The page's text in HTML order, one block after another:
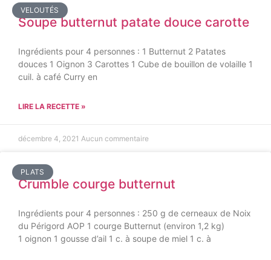
VELOUTÉS
Soupe butternut patate douce carotte
Ingrédients pour 4 personnes : 1 Butternut 2 Patates
douces 1 Oignon 3 Carottes 1 Cube de bouillon de volaille 1
cuil. à café Curry en
LIRE LA RECETTE »
décembre 4, 2021 Aucun commentaire
PLATS
Crumble courge butternut
Ingrédients pour 4 personnes : 250 g de cerneaux de Noix
du Périgord AOP 1 courge Butternut (environ 1,2 kg)
1 oignon 1 gousse d’ail 1 c. à soupe de miel 1 c. à